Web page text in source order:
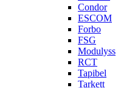
Condor
ESCOM
Forbo
FSG
Modulyss
RCT
Tapibel
Tarkett